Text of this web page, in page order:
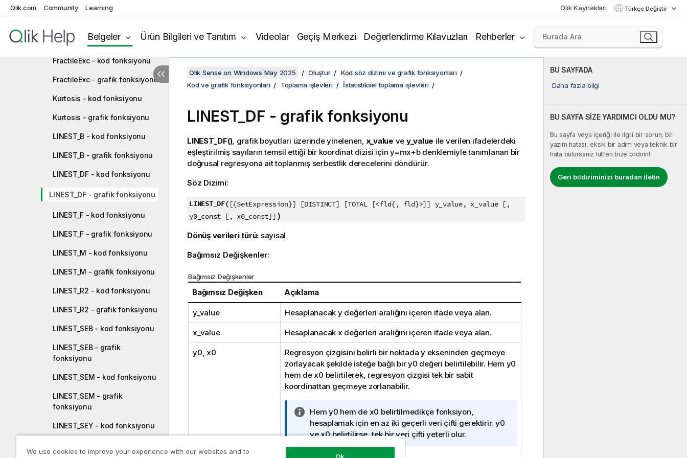
Qlik.com Community Learning Qlik Kaynakları Türkçe Değiştir
Belgeler Ürün Bilgileri ve Tanıtım Videolar Geçiş Merkezi Değerlendirme Kılavuzları Rehberler
Correl - grafik fonksiyonu
Fractile - grafik fonksiyonu
FractileExc - kod fonksiyonu
FractileExc - grafik fonksiyonu
Kurtosis - kod fonksiyonu
Kurtosis - grafik fonksiyonu
LINEST_B - kod fonksiyonu
LINEST_B - grafik fonksiyonu
LINEST_DF - kod fonksiyonu
LINEST_DF - grafik fonksiyonu
LINEST_F - kod fonksiyonu
LINEST_F - grafik fonksiyonu
LINEST_M - kod fonksiyonu
LINEST_M - grafik fonksiyonu
LINEST_R2 - kod fonksiyonu
LINEST_R2 - grafik fonksiyonu
LINEST_SEB - kod fonksiyonu
LINEST_SEB - grafik
fonksiyonu
LINEST_SEM - kod fonksiyonu
LINEST_SEM - grafik
fonksiyonu
LINEST_SEY - kod fonksiyonu
fonksiyonu
BU SAYFADA
Daha fazla bilgi
BU SAYFA SİZE YARDIMCI OLDU MU?
Bu sayfa veya içeriği ile ilgili bir sorun; bir
yazım hatası, eksik bir adım veya teknik bir
hata bulursanız lütfen bize bildirin!
Geri bildiriminizi buradan iletin
Qlik Sense on Windows May 2025 Oluştur
Kod söz dizimi ve grafik fonksiyonları
Kod ve grafik fonksiyonları
Toplama işlevleri İstatistiksel toplama işlevleri
LINEST_DF - grafik fonksiyonu
LINEST_DF(), grafik boyutları üzerinde yinelenen, x_value ve y_value ile verilen ifadelerdeki
eşleştirilmiş sayıların temsil ettiği bir koordinat dizisi için y=mx+bdenklemiyle tanımlanan bir
doğrusal regresyona ait toplanmış serbestlik derecelerini döndürür.
Söz Dizimi:
LINEST_DF( [{SetExpression}] [DISTINCT] [TOTAL [<fld{, fld}>]] y_value, x_value [,
y0_const [, x0_const]] )
Dönüş verileri türü: sayısal
Bağımsız Değişkenler:
Bağımsız Değişkenler
Bağımsız Değişken Açıklama
y_value Hesaplanacak ydeğerleri aralığını içeren ifade veya alan.
x_value Hesaplanacak x değerleri aralığını içeren ifade veya alan.
y0, x0
Regresyon çizgisini belirli bir noktada y ekseninden geçmeye
zorlayacak şekilde isteğe bağlı biry0 değeri belirtilebilir. Hem y0
hem de x0 belirtilerek, regresyon çizgisi tek bir sabit
koordinattan geçmeye zorlanabilir.
B
i
l
g
Hem y0 hem de x0 belirtilmedikçe fonksiyon,
hesaplamak için en az iki geçerli veri çifti gerektirir. y0
vex0belirtilirse, tek bir veri çifti yeterli olur.
We use cookies to improve your experience with our websites and to